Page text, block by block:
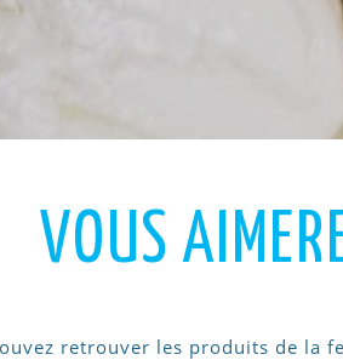
VOUS
retrouver les produits de la